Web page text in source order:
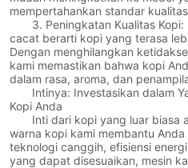
mempertahankan standar
3. Peningkatan Kualitas Kopi:
cacat berarti kopi yang terasa
Dengan menghilangkan
kami memastikan bahwa kopi
dalam rasa, aroma, dan
Intinya: Investasikan dalam
Kopi Anda
Inti dari kopi yang luar biasa
warna kopi kami membantu
teknologi canggih, efisiensi
yang dapat disesuaikan, mesin